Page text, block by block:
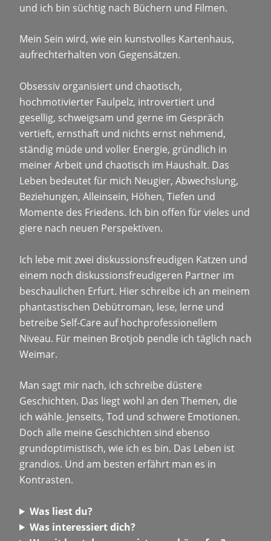
und ich bin süchtig nach Büchern und Filmen.
Mein Sein wird, wie ein kunstvolles Kartenhaus,
aufrechterhalten von Gegensätzen.
Obsessiv organisiert und chaotisch,
hochmotivierter Faulpelz, introvertiert und
gesellig, schweigsam und gerne im Gespräch
vertieft, ernsthaft und nichts ernst nehmend,
ständig müde und voller Energie, gründlich in
meiner Arbeit und chaotisch im Haushalt. Das
Leben bedeutet für mich Neugier, Abwechslung,
Beziehungen, Alleinsein, Höhen, Tiefen und
Momente des Friedens. Ich bin offen für vieles und
giere nach neuen Perspektiven.
​Ich lebe mit zwei diskussionsfreudigen Katzen und
einem noch diskussionsfreudigeren Partner im
beschaulichen Erfurt. Hier schreibe ich an meinem
phantastischen Debütroman, lese, lerne und
betreibe Self-Care auf hochprofessionellem
Niveau. Für meinen Brotjob pendle ich täglich nach
Weimar.
Man sagt mir nach, ich schreibe düstere
Geschichten. Das liegt wohl an den Themen, die
ich wähle. Jenseits, Tod und schwere Emotionen.
Doch alle meine Geschichten sind ebenso
grundoptimistisch, wie ich es bin. Das Leben ist
grandios. Und am besten erfährt man es in
Kontrasten.
Was liest du?
Was interessiert dich?